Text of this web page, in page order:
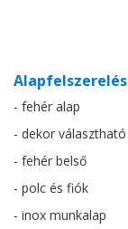
Alapfelszerelés
- fehér alap
- dekor választható
- fehér belső
- polc és fiók
- inox munkalap